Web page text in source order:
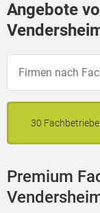
Angebote
30
Premium